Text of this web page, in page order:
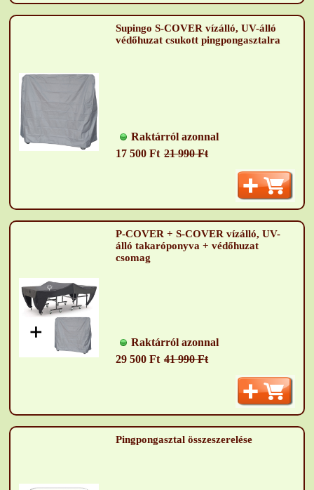
Supingo S-COVER vízálló, UV-álló
védőhuzat csukott pingpongasztalra
Raktárról azonnal
17 500 Ft 21 990 Ft
P-COVER + S-COVER vízálló, UV-
álló takaróponyva + védőhuzat
csomag
Raktárról azonnal
29 500 Ft 41 990 Ft
Pingpongasztal összeszerelése